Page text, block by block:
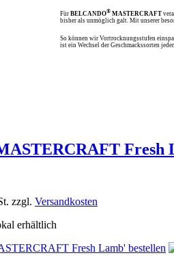
Für BELCANDO® MASTERCRAFT
bisher als unmöglich galt. Mit unserer
So können wir Vortrocknungsstufen
ist ein Wechsel der Geschmackssorten
Fresh
zzgl. Versandkosten
erhältlich